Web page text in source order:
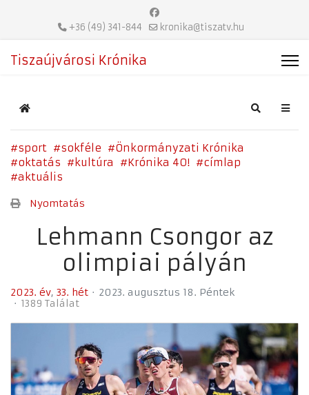
+36 (49) 341-844 kronika@tiszatv.hu
Tiszaújvárosi Krónika
Home Search
sport sokféle
Önkormányzati Krónika
oktatás
kultúra Krónika 40!
címlap
aktuális
Nyomtatás
Lehmann Csongor az
olimpiai pályán
2023. év 33. hét
2023. augusztus 18. Péntek
1389 Találat